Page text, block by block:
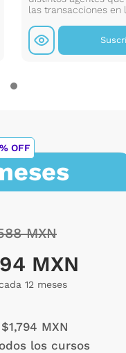
las transacciones en
OFF
MXN
MXN
12 meses
MXN
los cursos